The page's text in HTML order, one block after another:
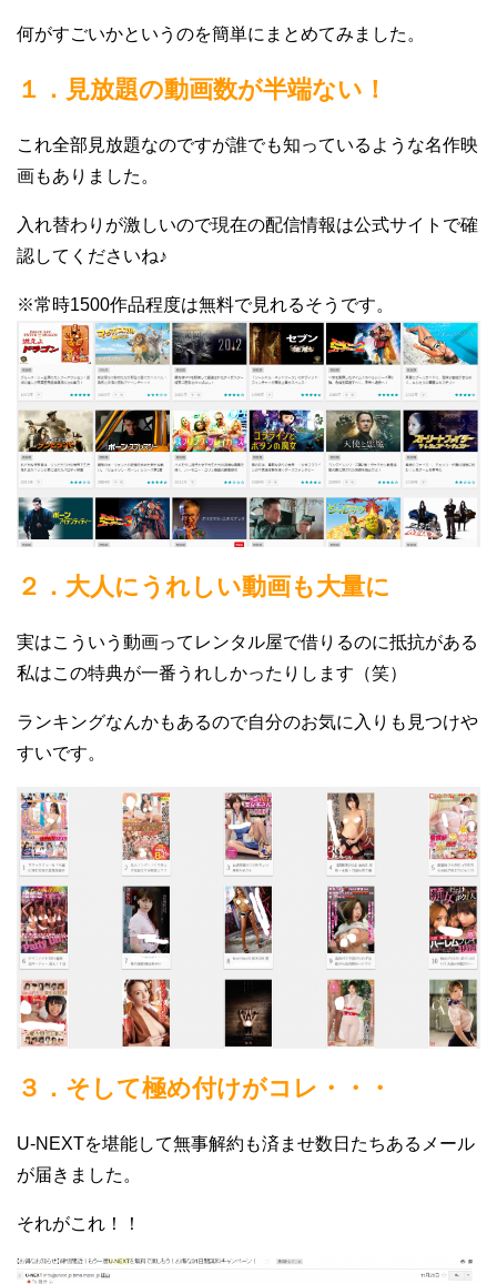
何がすごいかというのを簡単にまとめてみました。
１．見放題の動画数が半端ない！
これ全部見放題なのですが誰でも知っているような名作映
画もありました。
入れ替わりが激しいので現在の配信情報は公式サイトで確
認してくださいね♪
※常時1500作品程度は無料で見れるそうです。
２．大人にうれしい動画も大量に
実はこういう動画ってレンタル屋で借りるのに抵抗がある
私はこの特典が一番うれしかったりします（笑）
ランキングなんかもあるので自分のお気に入りも見つけや
すいです。
３．そして極め付けがコレ・・・
U-NEXTを堪能して無事解約も済ませ数日たちあるメール
が届きました。
それがこれ！！